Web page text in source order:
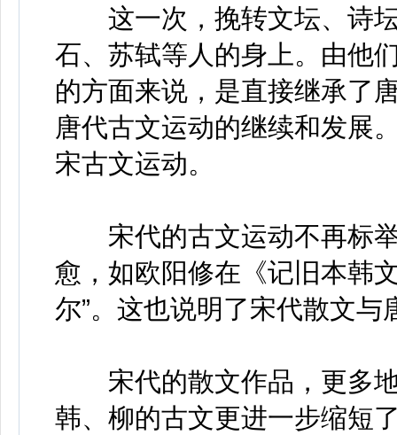
这一次，挽转文坛、诗坛
石、苏轼等人的身上。由他
的方面来说，是直接继承了
唐代古文运动的继续和发展
宋古文运动。
宋代的古文运动不再标举
愈，如欧阳修在《记旧本韩
尔”。这也说明了宋代散文
宋代的散文作品，更多地
韩、柳的古文更进一步缩短